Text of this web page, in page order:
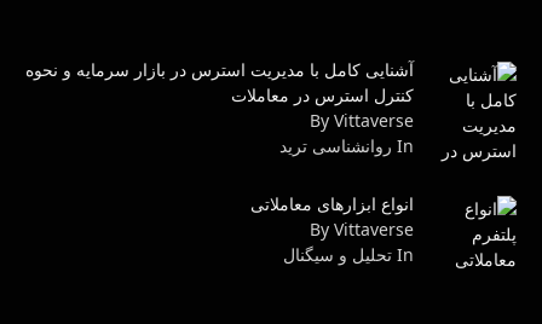
آشنایی کامل با مدیریت استرس در بازار سرمایه و نحوه
کنترل استرس در معاملات
By Vittaverse
In روانشناسى ترید
انواع ابزارهای معاملاتی
By Vittaverse
In تحلیل و سیگنال